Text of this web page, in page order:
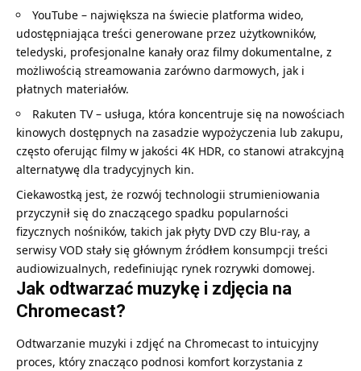
YouTube – największa na świecie platforma wideo,
udostępniająca treści generowane przez użytkowników,
teledyski, profesjonalne kanały oraz filmy dokumentalne, z
możliwością streamowania zarówno darmowych, jak i
płatnych materiałów.
Rakuten TV – usługa, która koncentruje się na nowościach
kinowych dostępnych na zasadzie wypożyczenia lub zakupu,
często oferując filmy w jakości 4K HDR, co stanowi atrakcyjną
alternatywę dla tradycyjnych kin.
Ciekawostką jest, że rozwój technologii strumieniowania
przyczynił się do znaczącego spadku popularności
fizycznych nośników, takich jak płyty DVD czy Blu-ray, a
serwisy VOD stały się głównym źródłem konsumpcji treści
audiowizualnych, redefiniując rynek rozrywki domowej.
Jak odtwarzać muzykę i zdjęcia na
Chromecast?
Odtwarzanie muzyki i zdjęć na Chromecast to intuicyjny
proces, który znacząco podnosi komfort korzystania z